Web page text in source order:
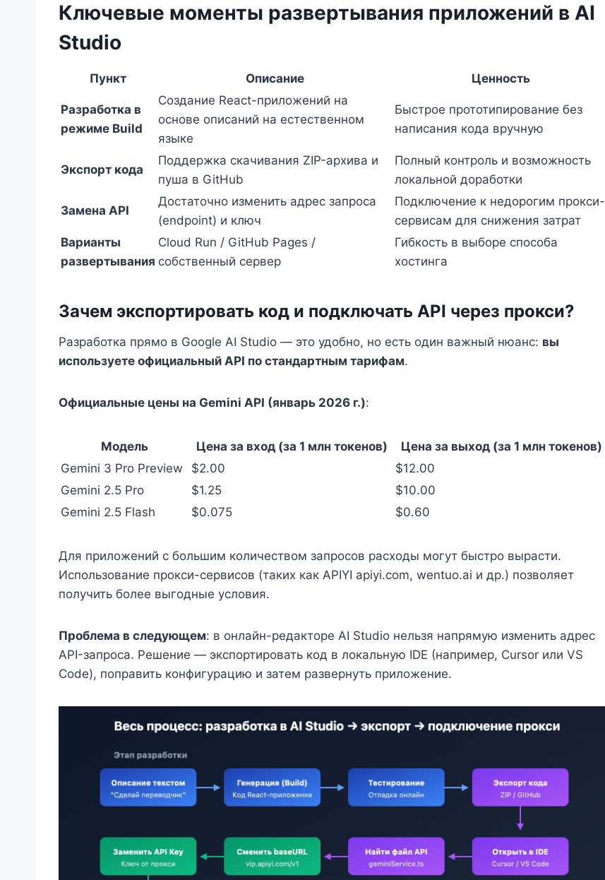
Ключевые моменты развертывания приложений в AI
Studio
Пункт Описание Ценность
Разработка в
режиме Build
Создание React-приложений на
основе описаний на естественном
языке
Быстрое прототипирование без
написания кода вручную
Экспорт кода
Поддержка скачивания ZIP-архива и
пуша в GitHub
Полный контроль и возможность
локальной доработки
Замена API
Достаточно изменить адрес запроса
(endpoint) и ключ
Подключение к недорогим прокси-
сервисам для снижения затрат
Варианты
развертывания
Cloud Run / GitHub Pages /
собственный сервер
Гибкость в выборе способа
хостинга
Зачем экспортировать код и подключать API через прокси?
Разработка прямо в Google AI Studio — это удобно, но есть один важный нюанс: вы
используете официальный API по стандартным тарифам.
Официальные цены на Gemini API (январь 2026 г.):
Модель Цена за вход (за 1 млн токенов)
Цена за выход (за 1 млн токенов)
Gemini 3 Pro Preview
$2.00
$12.00
Gemini 2.5 Pro
$1.25
$10.00
Gemini 2.5 Flash
$0.075 $0.60
Для приложений с большим количеством запросов расходы могут быстро вырасти.
Использование прокси-сервисов (таких как APIYI apiyi.com, wentuo.ai и др.) позволяет
получить более выгодные условия.
Проблема в следующем: в онлайн-редакторе AI Studio нельзя напрямую изменить адрес
API-запроса. Решение — экспортировать код в локальную IDE (например, Cursor или VS
Code), поправить конфигурацию и затем развернуть приложение.